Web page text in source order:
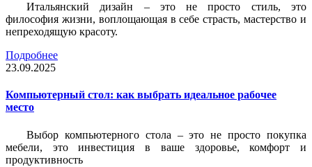
Итальянский дизайн – это не просто стиль, это
философия жизни, воплощающая в себе страсть, мастерство и
непреходящую красоту.
Подробнее
23.09.2025
Компьютерный стол: как выбрать идеальное рабочее
место
Выбор компьютерного стола – это не просто покупка
мебели, это инвестиция в ваше здоровье, комфорт и
продуктивность